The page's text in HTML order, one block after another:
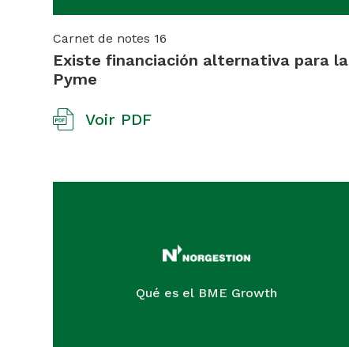
Carnet de notes 16
Existe financiación alternativa para la
Pyme
Voir PDF
Qué es el BME Growth